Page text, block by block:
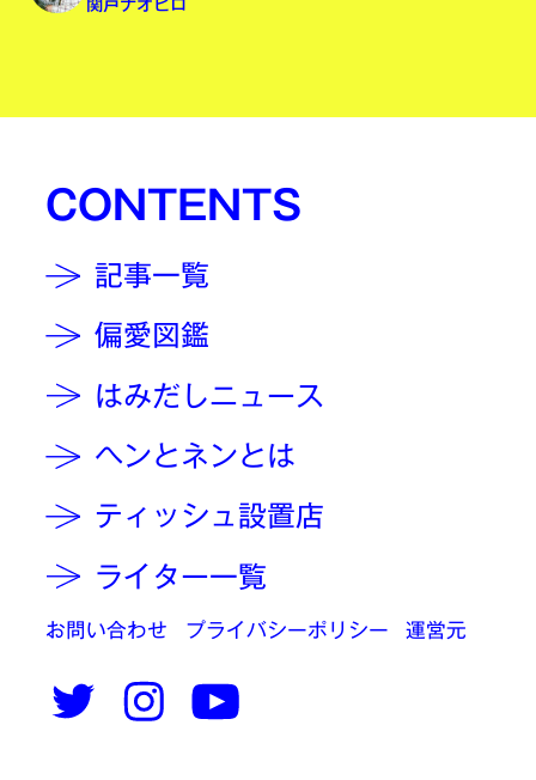
関戸ナオヒロ
CONTENTS
記事一覧
偏愛図鑑
はみだしニュース
ヘンとネンとは
ティッシュ設置店
ライター一覧
お問い合わせ プライバシーポリシー 運営元